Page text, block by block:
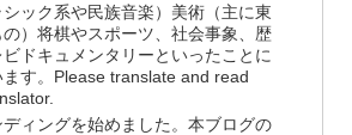
ック系や民族音楽）美術（主に東
）将棋やスポーツ、社会事象、歴
ドキュメンタリーといったことに
す。Please translate and read
ィングを始めました。本ブログの